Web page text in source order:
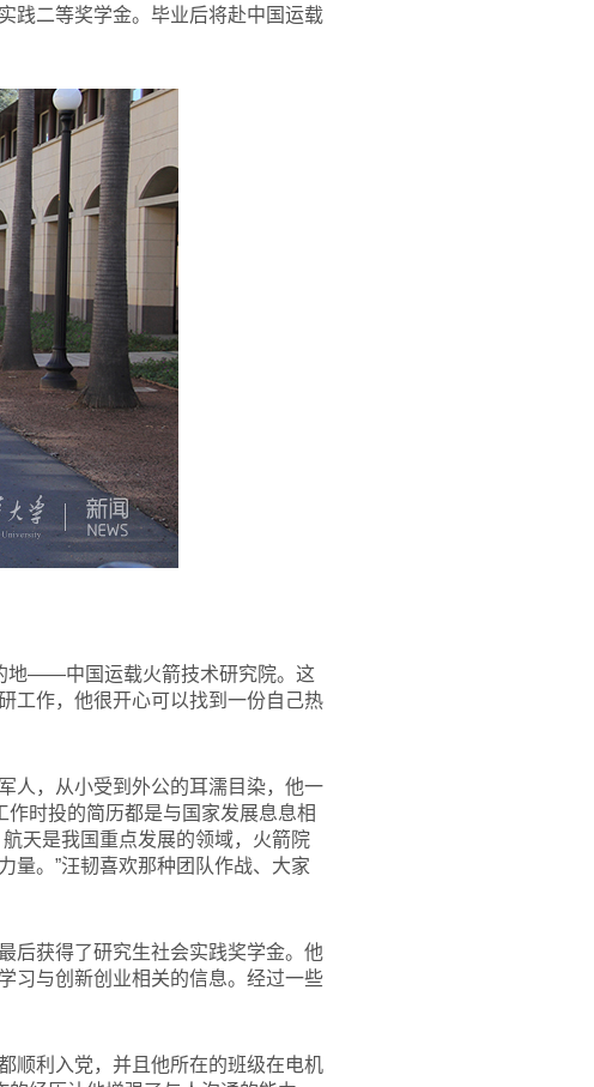
践二等奖学金。毕业后将赴中国运载
地——中国运载火箭技术研究院。这
工作，他很开心可以找到一份自己热
人，从小受到外公的耳濡目染，他一
作时投的简历都是与国家发展息息相
天是我国重点发展的领域，火箭院
量。”汪韧喜欢那种团队作战、大家
后获得了研究生社会实践奖学金。他
习与创新创业相关的信息。经过一些
顺利入党，并且他所在的班级在电机